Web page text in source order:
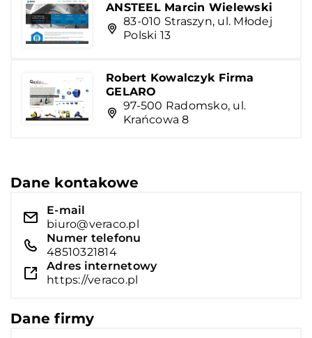
ANSTEEL Marcin Wielewski
83-010 Straszyn, ul. Młodej
Polski 13
Robert Kowalczyk Firma
GELARO
97-500 Radomsko, ul.
Krańcowa 8
Dane kontakowe
E-mail
biuro@veraco.pl
Numer telefonu
48510321814
Adres internetowy
https://veraco.pl
Dane firmy